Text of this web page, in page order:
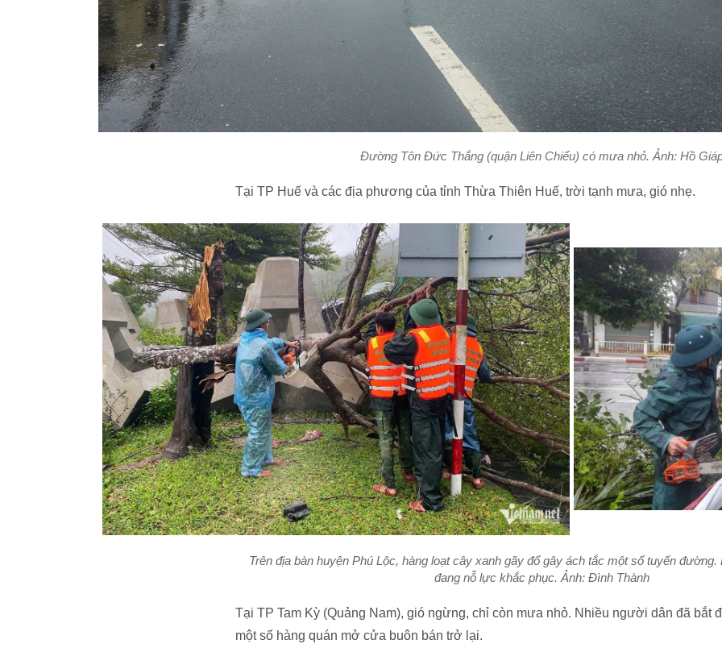
Đường Tôn Đức Thắng (quận Liên Chiểu) có mưa nhỏ. Ảnh: Hồ
Tại TP Huế và các địa phương của tỉnh Thừa Thiên Huế, trời tạnh mưa, gió nhẹ.
Trên địa bàn huyện Phú Lộc, hàng loạt cây xanh gãy đổ gây ách tắc một số tuyến
đang nỗ lực khắc phục. Ảnh: Đình Thành
Tại TP Tam Kỳ (Quảng Nam), gió ngừng, chỉ còn mưa nhỏ. Nhiều người dân đã bắt
một số hàng quán mở cửa buôn bán trở lại.